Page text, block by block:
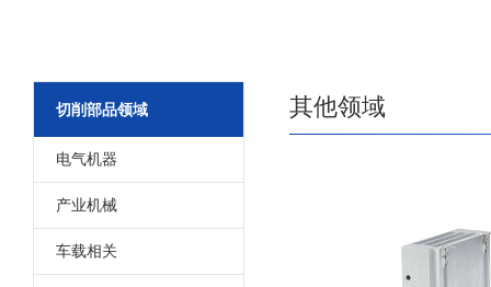
切削部品领域
电气机器
产业机械
车载相关
其他领域